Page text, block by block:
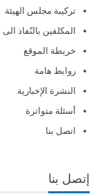
تركيبة مجلس الهيئة
المكلفين بالنّفاذ
خريطة الموقع
روابط هامة
النشرة الإخبارية
أسئلة متواترة
اتصل بنا
إتصل بنا